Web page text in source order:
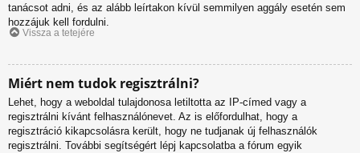
tanácsot adni, és az alább leírtakon kívül semmilyen aggály esetén sem
hozzájuk kell fordulni.
Vissza a tetejére
Miért nem tudok regisztrálni?
Lehet, hogy a weboldal tulajdonosa letiltotta az IP-címed vagy a
regisztrálni kívánt felhasználónevet. Az is előfordulhat, hogy a
regisztráció kikapcsolásra került, hogy ne tudjanak új felhasználók
regisztrálni. További segítségért lépj kapcsolatba a fórum egyik